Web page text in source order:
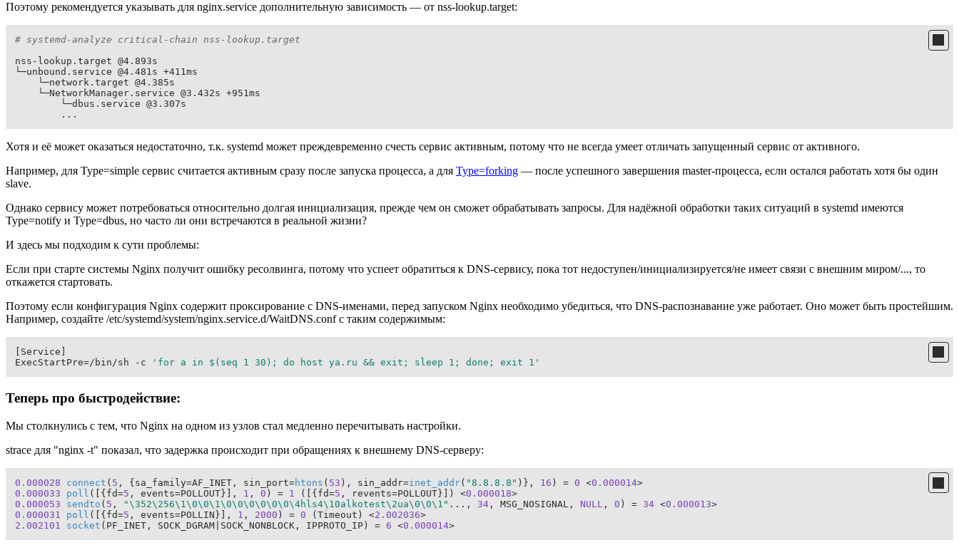
Поэтому рекомендуется указывать для nginx.service дополнительную зависимость — от nss-lookup.target:
# systemd-analyze critical-chain nss-lookup.target
nss-lookup.target @4.893s
└─unbound.service @4.481s +411ms
    └─network.target @4.385s
    └─NetworkManager.service @3.432s +951ms
        └─dbus.service @3.307s
        ...
Хотя и её может оказаться недостаточно, т.к. systemd может преждевременно счесть сервис активным, потому что не всегда умеет отличать запущенный сервис от активного.
Например, для Type=simple сервис считается активным сразу после запуска процесса, а для Type=forking — после успешного завершения master-процесса, если остался работать хотя бы один
slave.
Однако сервису может потребоваться относительно долгая инициализация, прежде чем он сможет обрабатывать запросы. Для надёжной обработки таких ситуаций в systemd имеются
Type=notify и Type=dbus, но часто ли они встречаются в реальной жизни?
И здесь мы подходим к сути проблемы:
Если при старте системы Nginx получит ошибку ресолвинга, потому что успеет обратиться к DNS-сервису, пока тот недоступен/инициализируется/не имеет связи с внешним миром/..., то
откажется стартовать.
Поэтому если конфигурация Nginx содержит проксирование с DNS-именами, перед запуском Nginx необходимо убедиться, что DNS-распознавание уже работает. Оно может быть простейшим.
Например, создайте /etc/systemd/system/nginx.service.d/WaitDNS.conf с таким содержимым:
[Service]
ExecStartPre=/bin/sh -c
'for a in $(seq 1 30); do host ya.ru && exit; sleep 1; done; exit 1'
Теперь про быстродействие:
Мы столкнулись с тем, что Nginx на одном из узлов стал медленно перечитывать настройки.
strace для "nginx -t" показал, что задержка происходит при обращениях к внешнему DNS-серверу:
0.000028 connect ( 5 , {sa_family=AF_INET, sin_port=htons ( 53 ), sin_addr=inet_addr( "8.8.8.8" )}, 16 ) = 0 <0.000014
0.000033
poll ([{fd=5 , events=POLLOUT}], 1 , 0 ) = 1 ([{fd=5 , revents=POLLOUT}]) <0.000018
0.000053
sendto ( 5 , "\352\256\1\0\0\1\0\0\0\0\0\0\4hls4\10alkotest\2ua\0\0\1" ..., 34 , MSG_NOSIGNAL, NULL , 0 ) = 34 <0.000013
0.000031
poll ([{fd=5 , events=POLLIN}], 1 , 2000 ) = 0 (Timeout) <2.002036
2.002101
socket (PF_INET, SOCK_DGRAM|SOCK_NONBLOCK, IPPROTO_IP) = 6 <0.000014>